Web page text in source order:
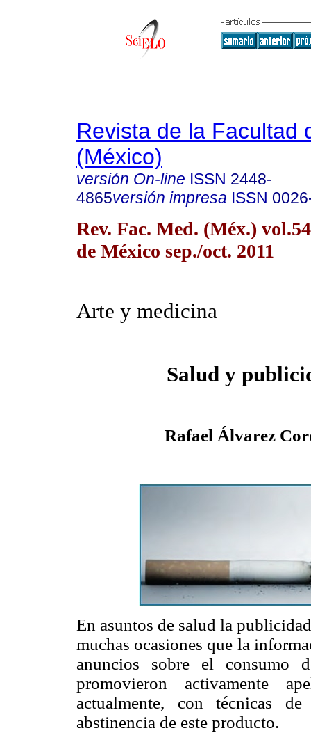
Revista de la Facultad
(México)
versión On-line ISSN 2448-
4865versión impresa ISSN
Rev. Fac. Med. (Méx.)
de México sep./oct. 2011
Arte y medicina
Salud y
Rafael Álvarez
En asuntos de salud la
muchas ocasiones que la
anuncios sobre el
promovieron activamente
actualmente, con técnicas
abstinencia de este producto.